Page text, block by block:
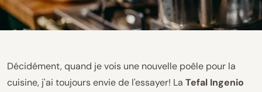
Décidément, quand je vois une nouvelle poêle pour la
cuisine, j'ai toujours envie de l'essayer! La Tefal Ingenio